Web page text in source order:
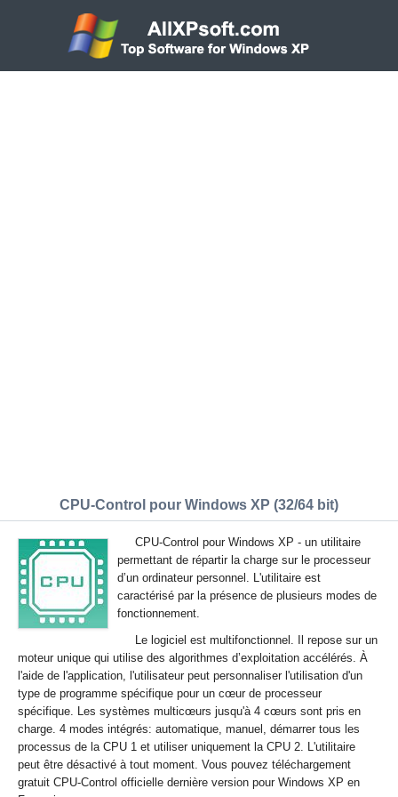
CPU-Control pour Windows XP (32/64 bit)
CPU-Control pour Windows XP - un utilitaire
permettant de répartir la charge sur le processeur
d’un ordinateur personnel. L'utilitaire est
caractérisé par la présence de plusieurs modes de
fonctionnement.
Le logiciel est multifonctionnel. Il repose sur un
moteur unique qui utilise des algorithmes d’exploitation accélérés. À
l'aide de l'application, l'utilisateur peut personnaliser l'utilisation d'un
type de programme spécifique pour un cœur de processeur
spécifique. Les systèmes multicœurs jusqu'à 4 cœurs sont pris en
charge. 4 modes intégrés: automatique, manuel, démarrer tous les
processus de la CPU 1 et utiliser uniquement la CPU 2. L'utilitaire
peut être désactivé à tout moment. Vous pouvez téléchargement
gratuit CPU-Control officielle dernière version pour Windows XP en